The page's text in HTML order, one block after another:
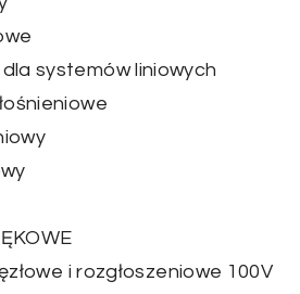
systemów liniowych
i rozgłoszeniowe 100V